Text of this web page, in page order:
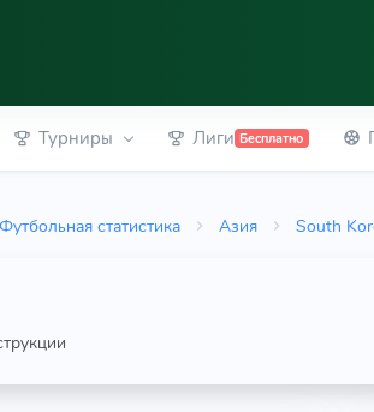
Турниры Лиги Бесплатно
Футбольная статистика Азия South